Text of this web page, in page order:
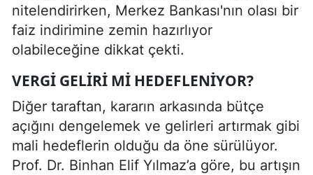
nitelendirirken, Merkez Bankası'nın olası bir
faiz indirimine zemin hazırlıyor
olabileceğine dikkat çekti.
VERGI GELIRI MI HEDEFLENIYOR?
Diğer taraftan, kararın arkasında bütçe
açığını dengelemek ve gelirleri artırmak gibi
mali hedeflerin olduğu da öne sürülüyor.
Prof. Dr. Binhan Elif Yılmaz’a göre, bu artışın